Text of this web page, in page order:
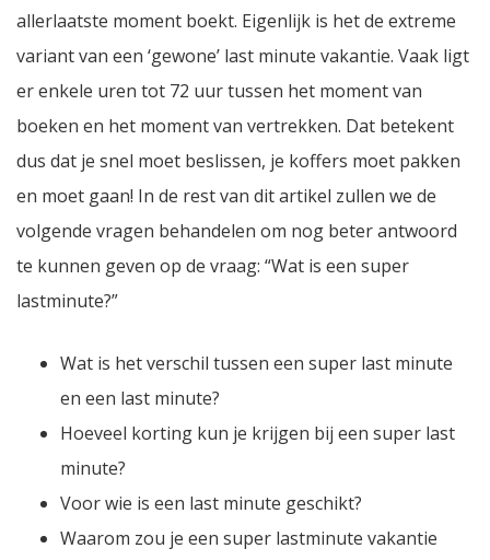
allerlaatste moment boekt. Eigenlijk is het de extreme
variant van een ‘gewone’ last minute vakantie. Vaak ligt
er enkele uren tot 72 uur tussen het moment van
boeken en het moment van vertrekken. Dat betekent
dus dat je snel moet beslissen, je koffers moet pakken
en moet gaan! In de rest van dit artikel zullen we de
volgende vragen behandelen om nog beter antwoord
te kunnen geven op de vraag: “Wat is een super
lastminute?”
Wat is het verschil tussen een super last minute
en een last minute?
Hoeveel korting kun je krijgen bij een super last
minute?
Voor wie is een last minute geschikt?
Waarom zou je een super lastminute vakantie